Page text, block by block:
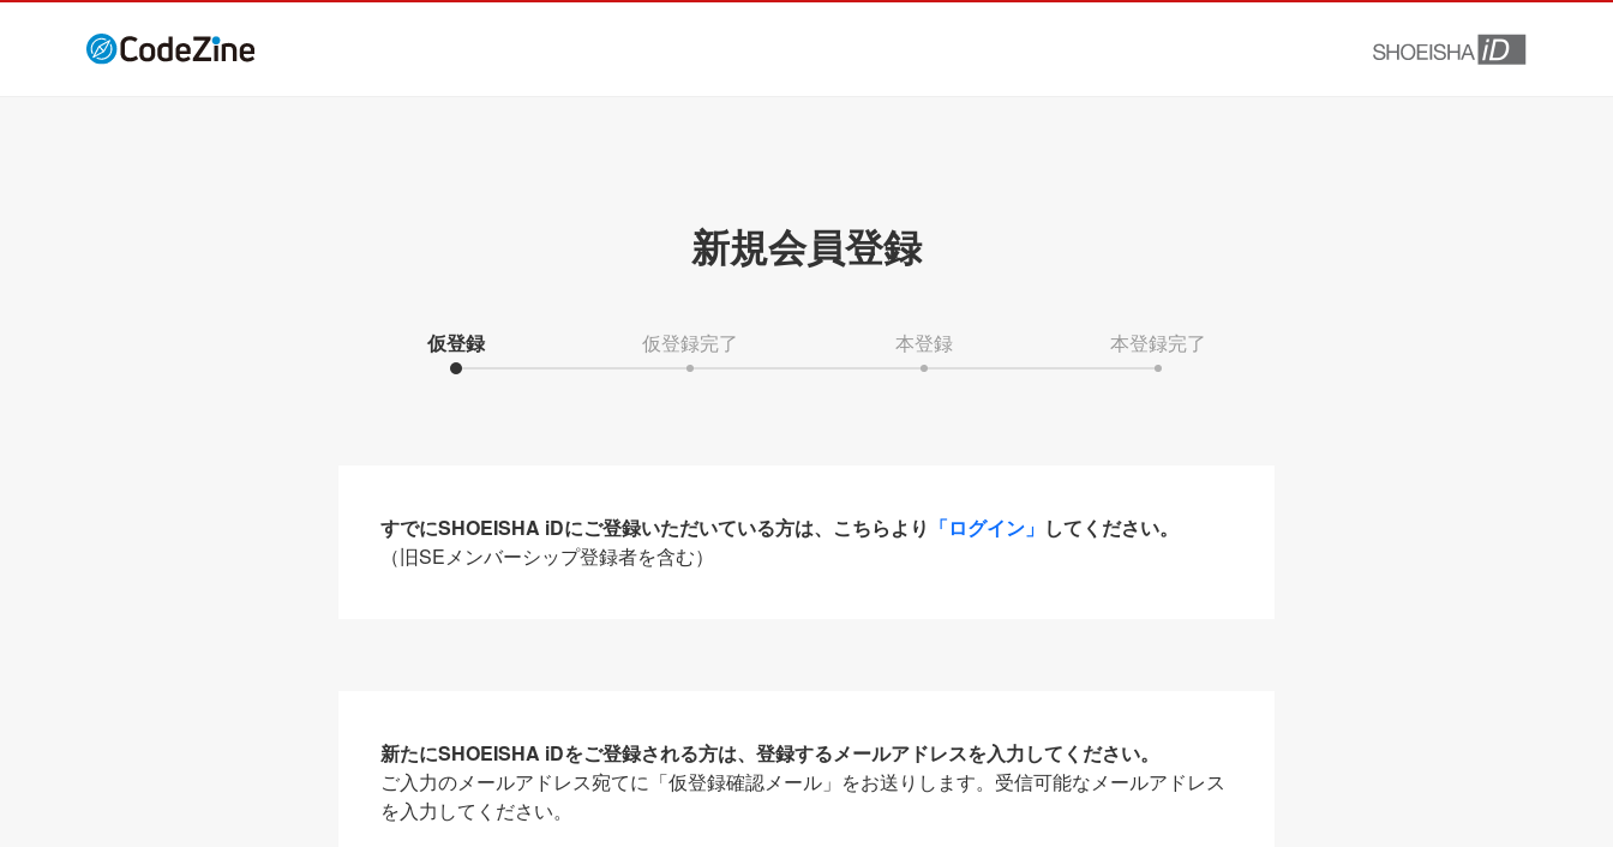
新規会員登録
仮登録 仮登録完了 本登録 本登録完了
すでにSHOEISHA iDにご登録いただいている方は、こちらより 「ログイン」 してください。
（旧SEメンバーシップ登録者を含む）
新たにSHOEISHA iDをご登録される方は、登録するメールアドレスを入力してください。
ご入力のメールアドレス宛てに「仮登録確認メール」をお送りします。受信可能なメールアドレス
を入力してください。